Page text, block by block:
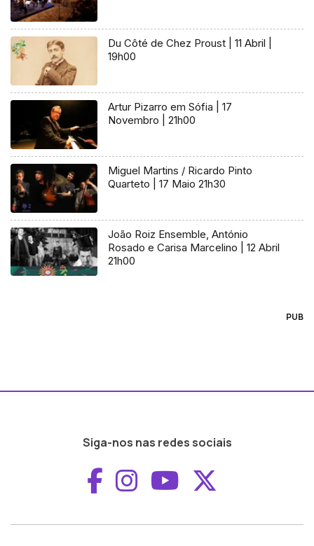
Du Côté de Chez Proust | 11 Abril |
19h00
Artur Pizarro em Sófia | 17
Novembro | 21h00
Miguel Martins / Ricardo Pinto
Quarteto | 17 Maio 21h30
João Roiz Ensemble, António
Rosado e Carisa Marcelino | 12 Abril
21h00
PUB
Siga-nos nas redes sociais
Aceder ao
Aceder ao
Aceder ao